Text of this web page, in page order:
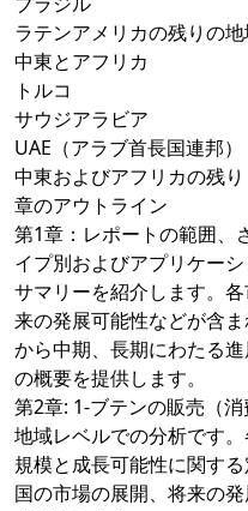
ラテンアメリカの残りの
中東とアフリカ
トルコ
サウジアラビア
UAE（アラブ首長国連邦）
中東およびアフリカの残り
章のアウトライン
第1章：レポートの範囲、
イプ別およびアプリケー
サマリーを紹介します。
来の発展可能性などが含
から中期、長期にわたる
の概要を提供します。
第2章: 1-ブテンの販売（
地域レベルでの分析です
規模と成長可能性に関す
国の市場の展開、将来の